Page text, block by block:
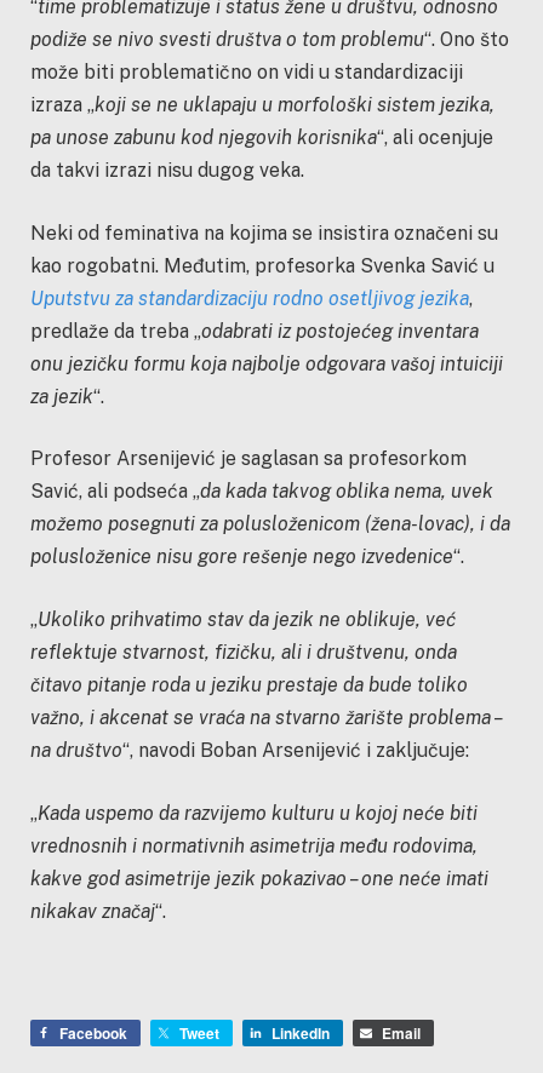
“time problematizuje i status žene u društvu, odnosno
podiže se nivo svesti društva o tom problemu“. Ono što
može biti problematično on vidi u standardizaciji
izraza „koji se ne uklapaju u morfološki sistem jezika,
pa unose zabunu kod njegovih korisnika“, ali ocenjuje
da takvi izrazi nisu dugog veka.
Neki od feminativa na kojima se insistira označeni su
kao rogobatni. Međutim, profesorka Svenka Savić u
Uputstvu za standardizaciju rodno osetljivog jezika,
predlaže da treba „odabrati iz postojećeg inventara
onu jezičku formu koja najbolje odgovara vašoj intuiciji
za jezik“.
Profesor Arsenijević je saglasan sa profesorkom
Savić, ali podseća „da kada takvog oblika nema, uvek
možemo posegnuti za polusloženicom (žena-lovac), i da
polusloženice nisu gore rešenje nego izvedenice“.
„Ukoliko prihvatimo stav da jezik ne oblikuje, već
reflektuje stvarnost, fizičku, ali i društvenu, onda
čitavo pitanje roda u jeziku prestaje da bude toliko
važno, i akcenat se vraća na stvarno žarište problema –
na društvo“, navodi Boban Arsenijević i zaključuje:
„Kada uspemo da razvijemo kulturu u kojoj neće biti
vrednosnih i normativnih asimetrija među rodovima,
kakve god asimetrije jezik pokazivao – one neće imati
nikakav značaj“.
Facebook Tweet LinkedIn Email